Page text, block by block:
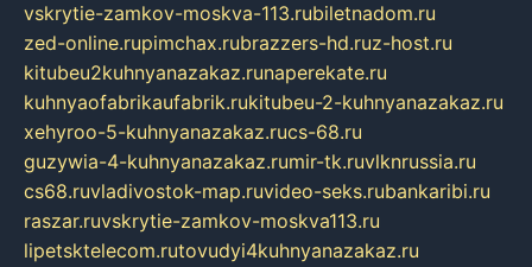
vskrytie-zamkov-moskva-113.rubiletnadom.ru
zed-online.rupimchax.rubrazzers-hd.ruz-host.ru
kitubeu2kuhnyanazakaz.runaperekate.ru
kuhnyaofabrikaufabrik.rukitubeu-2-kuhnyanazakaz.ru
xehyroo-5-kuhnyanazakaz.rucs-68.ru
guzywia-4-kuhnyanazakaz.rumir-tk.ruvlknrussia.ru
cs68.ruvladivostok-map.ruvideo-seks.rubankaribi.ru
raszar.ruvskrytie-zamkov-moskva113.ru
lipetsktelecom.rutovudyi4kuhnyanazakaz.ru